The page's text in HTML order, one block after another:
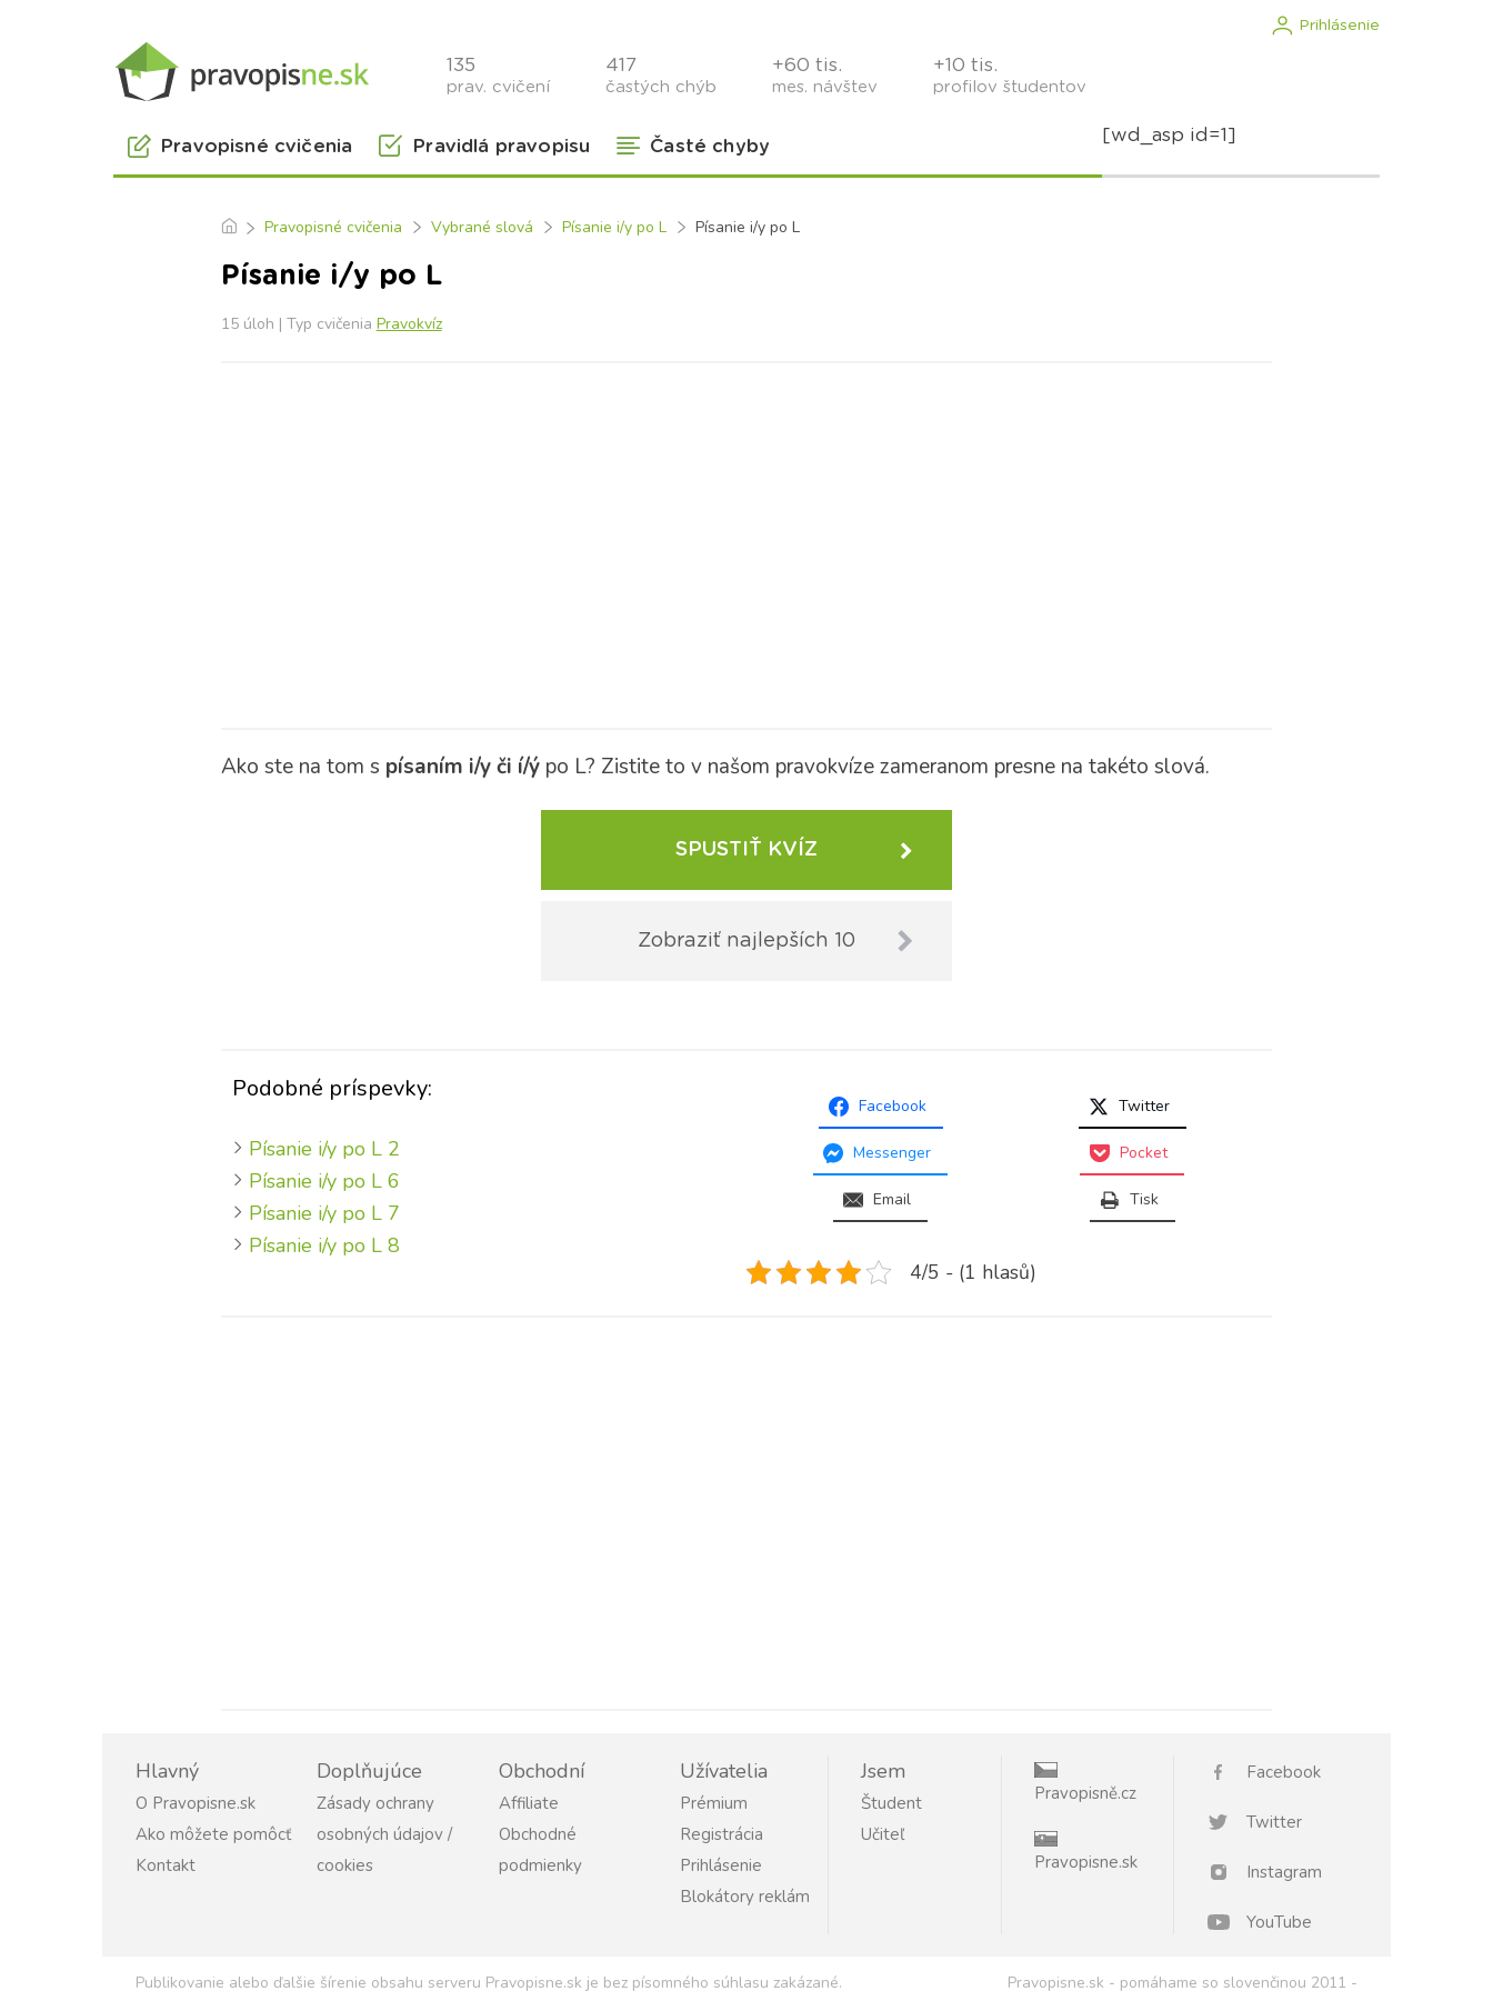
Prihlásenie
135
prav. cvičení
417
častých chýb
+60 tis.
mes. návštev
+10 tis.
profilov študentov
Pravopisné cvičenia Pravidlá pravopisu Časté chyby
[wd_asp id=1]
Pravopisné cvičenia Vybrané slová Písanie i/y po L Písanie i/y po L
Písanie i/y po L
15 úloh | Typ cvičenia Pravokvíz
Ako ste na tom s písaním i/y či í/ýpo L? Zistite to v našom pravokvíze zameranom presne na takéto slová.
SPUSTIŤ KVÍZ
Zobraziť najlepších 10
Podobné príspevky:
Písanie i/y po L 2
Písanie i/y po L 6
Písanie i/y po L 7
Písanie i/y po L 8
Facebook Twitter
Messenger Pocket
Email Tisk
4/5 - (1 hlasů)
Hlavný
O Pravopisne.sk
Ako môžete pomôcť
Kontakt
Doplňujúce
Zásady ochrany
osobných údajov /
cookies
Obchodní
Affiliate
Obchodné
podmienky
Užívatelia
Prémium
Registrácia
Prihlásenie
Blokátory reklám
Jsem
Študent
Učiteľ
Pravopisně.cz
Pravopisne.sk
Facebook
Twitter
Instagram
YouTube
Publikovanie alebo ďalšie šírenie obsahu serveru Pravopisne.sk je bez písomného súhlasu zakázané. Pravopisne.sk - pomáhame so slovenčinou 2011 -